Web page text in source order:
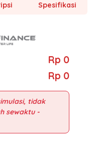
Spesifikasi
Rp 0
Rp 0
tidak
sewaktu -